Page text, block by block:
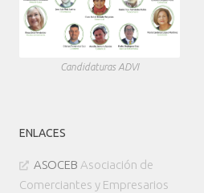
Candidaturas ADVI
ENLACES
ASOCEB Asociación de
Comerciantes y Empresarios